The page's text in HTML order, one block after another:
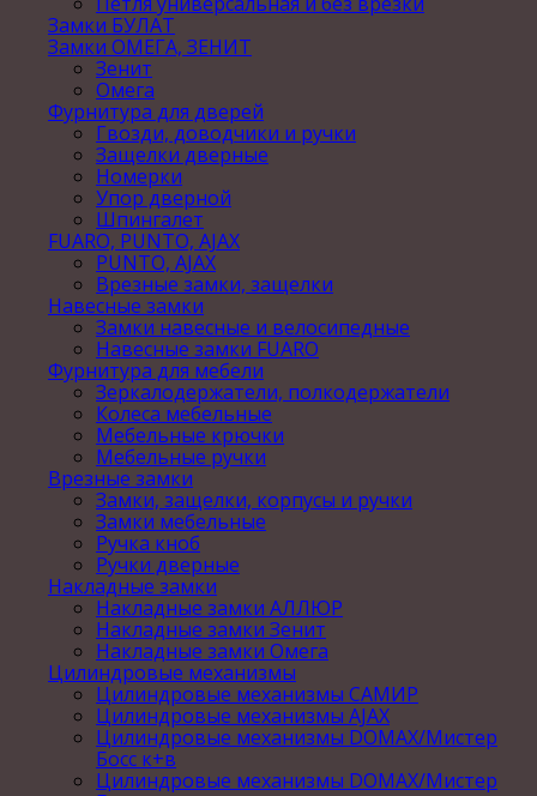
Замки БУЛАТ
Замки ОМЕГА, ЗЕНИТ
Зенит
Омега
Фурнитура для дверей
Гвозди, доводчики и ручки
Защелки дверные
Номерки
Упор дверной
Шпингалет
FUARO, PUNTO, AJAX
PUNTO, AJAX
Врезные замки, защелки
Навесные замки
Замки навесные и велосипедные
Навесные замки FUARO
Фурнитура для мебели
Зеркалодержатели, полкодержатели
Колеса мебельные
Мебельные крючки
Мебельные ручки
Врезные замки
Замки, защелки, корпусы и ручки
Замки мебельные
Ручка кноб
Ручки дверные
Накладные замки
Накладные замки АЛЛЮР
Накладные замки Зенит
Накладные замки Омега
Цилиндровые механизмы
Цилиндровые механизмы САМИР
Цилиндровые механизмы AJAX
Цилиндровые механизмы DOMAX/Мистер
Босс к+в
Цилиндровые механизмы DOMAX/Мистер